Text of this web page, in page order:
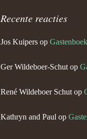
Recente reacties
Jos Kuipers op Gastenboek
Ger Wildeboer-Schut op
René Wildeboer Schut op
Kathryn and Paul op